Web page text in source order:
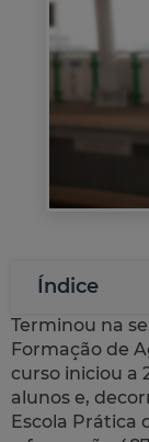
Índice
Terminou na
Formação de
curso iniciou a
alunos e,
Escola Prática